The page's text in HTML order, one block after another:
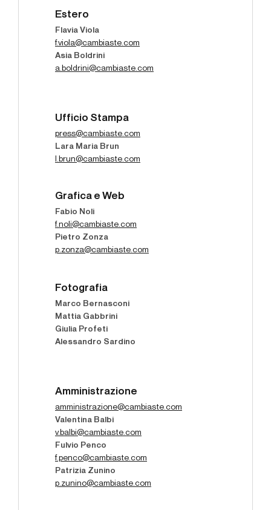
Estero
Flavia Viola
f.viola@cambiaste.com
Asia Boldrini
a.boldrini@cambiaste.com
Ufficio Stampa
press@cambiaste.com
Lara Maria Brun
l.brun@cambiaste.com
Grafica e Web
Fabio Noli
f.noli@cambiaste.com
Pietro Zonza
p.zonza@cambiaste.com
Fotografia
Marco Bernasconi
Mattia Gabbrini
Giulia Profeti
Alessandro Sardino
Amministrazione
amministrazione@cambiaste.com
Valentina Balbi
v.balbi@cambiaste.com
Fulvio Penco
f.penco@cambiaste.com
Patrizia Zunino
p.zunino@cambiaste.com